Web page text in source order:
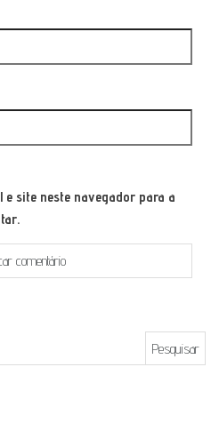
e site neste navegador para a